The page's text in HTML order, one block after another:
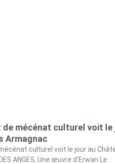
de mécénat culturel voit le
Armagnac
culturel voit le jour au
ANGES, Une œuvre d’Erwan Le